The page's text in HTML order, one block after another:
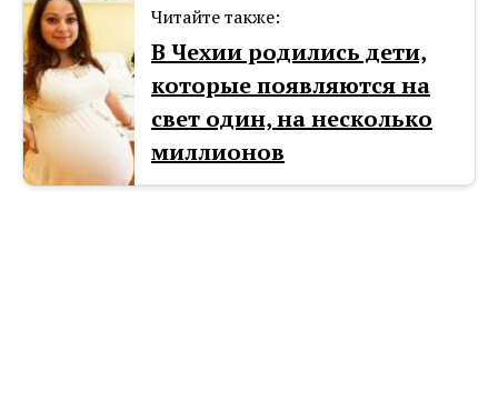
Читайте также:
В Чехии родились дети,
которые появляются на
свет один, на несколько
миллионов